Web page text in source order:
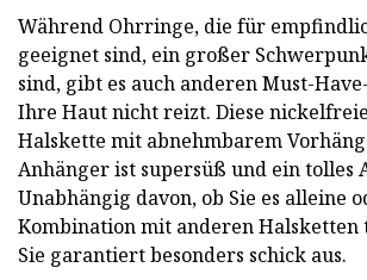
Während Ohrringe, die für
geeignet sind, ein großer
sind, gibt es auch anderen Must-
Ihre Haut nicht reizt. Diese
Halskette mit abnehmbarem
Anhänger ist supersüß und ein tolles
Unabhängig davon, ob Sie es alleine
Kombination mit anderen Halsketten
Sie garantiert besonders schick aus.